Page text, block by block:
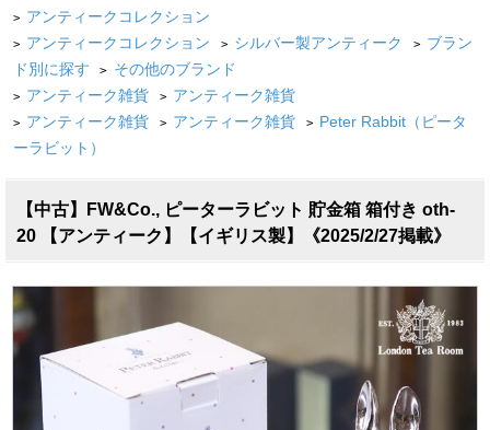
> アンティークコレクション
> アンティークコレクション > シルバー製アンティーク > ブラン
ド別に探す
> その他のブランド
> アンティーク雑貨 > アンティーク雑貨
> アンティーク雑貨 > アンティーク雑貨 > Peter Rabbit（ピータ
ーラビット）
【中古】FW&Co., ピーターラビット 貯金箱 箱付き oth-
20 【アンティーク】【イギリス製】《2025/2/27掲載》